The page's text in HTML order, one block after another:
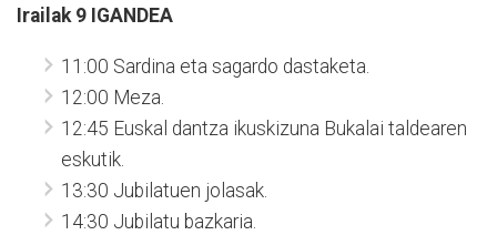
Irailak 9 IGANDEA
11:00 Sardina eta sagardo dastaketa.
12:00 Meza.
12:45 Euskal dantza ikuskizuna Bukalai taldearen
eskutik.
13:30 Jubilatuen jolasak.
14:30 Jubilatu bazkaria.